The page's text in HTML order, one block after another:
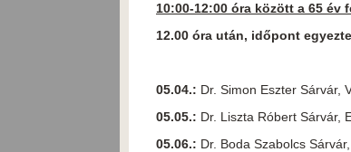
10:00-12:00 óra között a 65 év
12.00 óra után, időpont
Időpont
05.04.: Dr. Simon Eszter
05.05.: Dr. Liszta Róbert
05.06.: Dr. Boda Szabolcs